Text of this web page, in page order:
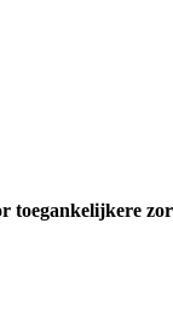
toegankelijkere